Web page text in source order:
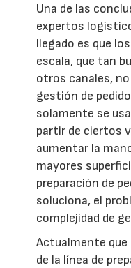
Una de las
expertos
llegado es que
escala, que tan
otros canales,
gestión de
solamente se
partir de ciertos
aumentar la
mayores
preparación de
soluciona, el
complejidad de
Actualmente que
de la línea de